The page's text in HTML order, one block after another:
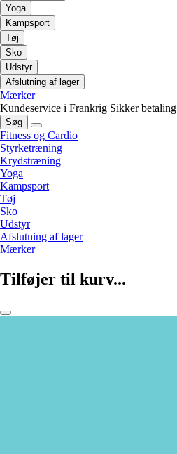
Yoga
Kampsport
Tøj
Sko
Udstyr
Afslutning af lager
Mærker
Kundeservice i Frankrig Sikker betaling
Søg
Fitness og Cardio
Styrketræning
Krydstræning
Yoga
Kampsport
Tøj
Sko
Udstyr
Afslutning af lager
Mærker
Tilføjer til kurv...